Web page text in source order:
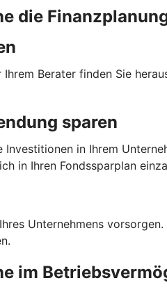
die
Berater finden Sie
sparen
in Ihrem
in Ihren Fondssparplan
Unternehmens
im